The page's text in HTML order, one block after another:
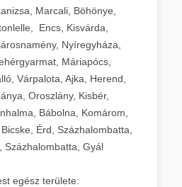
Marcali, Böhönye,
Encs, Kisvárda,
Nyíregyháza,
Máriapócs,
Várpalota, Ajka, Herend,
Oroszlány, Kisbér,
Bábolna, Komárom,
Érd, Százhalombatta,
Százhalombatta, Gyál
egész területe: